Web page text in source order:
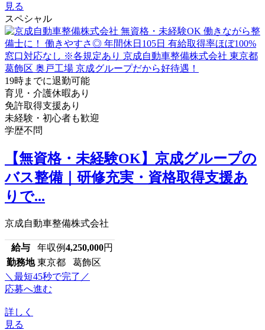
見る
スペシャル
19時までに退勤可能
育児・介護休暇あり
免許取得支援あり
未経験・初心者も歓迎
学歴不問
【無資格・未経験OK】京成グループの
バス整備｜研修充実・資格取得支援あ
りで...
京成自動車整備株式会社
給与 年収例4,250,000円
勤務地 東京都 葛飾区
＼最短45秒で完了／
応募へ進む
詳しく
見る